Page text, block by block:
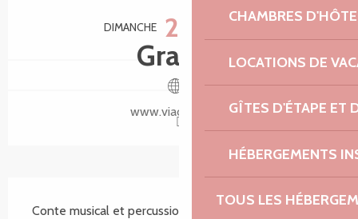
CHAMBRES
LOCATIONS DE
GÎTES D'ÉTAPE ET
HÉBERGEMENTS
TOUS LES
DIMANCHE 23
Gratuit
www.viacane.com
Conte musical et percussions avec Jean Zimmermann